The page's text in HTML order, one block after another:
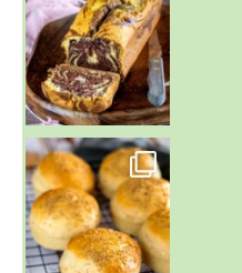
~ BUNS MAISON ~
Un peu de boulange par ici au